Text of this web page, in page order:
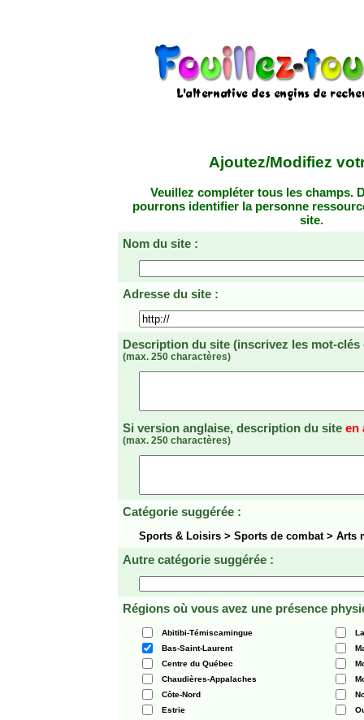
Ajoutez/Modifiez
Veuillez compléter tous les champs.
pourrons identifier la personne
site.
Nom du site :
Adresse du site :
Description du site (inscrivez les mot-
(max. 250 charactères)
Si version anglaise, description du site en
(max. 250 charactères)
Catégorie suggérée :
Sports & Loisirs > Sports de combat > Arts
Autre catégorie suggérée :
Régions où vous avez une présence
Abitibi-Témiscamingue
Bas-Saint-Laurent
Centre du Québec
Chaudières-Appalaches
Côte-Nord
Estrie